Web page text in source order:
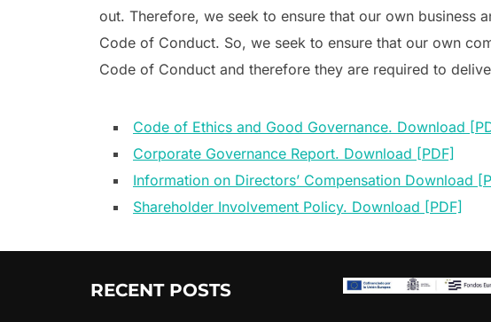
out. Therefore, we seek to ensure that our own business
Code of Conduct. So, we seek to ensure that our own
Code of Conduct and therefore they are required to
Code of Ethics and Good Governance. Download
Corporate Governance Report. Download [PDF]
Information on Directors’ Compensation Download
Shareholder Involvement Policy. Download [PDF]
RECENT POSTS